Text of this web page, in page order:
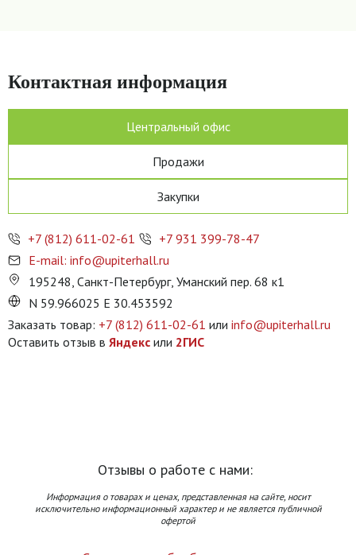
Контактная информация
Центральный офис
Продажи
Закупки
+7 (812) 611-02-61
+7 931 399-78-47
E-mail: info@upiterhall.ru
195248, Санкт-Петербург, Уманский пер. 68 к1
N 59.966025 E 30.453592
Заказать товар: +7 (812) 611-02-61 или info@upiterhall.ru
Оставить отзыв в Яндекс или 2ГИС
Отзывы о работе с нами:
Информация о товарах и ценах, представленная на сайте, носит
исключительно информационный характер и не является публичной
офертой